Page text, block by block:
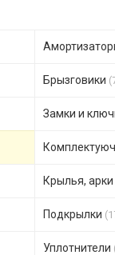
Брызговики
Замки и
Крылья,
Подкрылки
Уплотнители